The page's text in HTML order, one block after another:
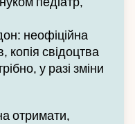
неофіційна
копія свідоцтва
у разі зміни
отримати,